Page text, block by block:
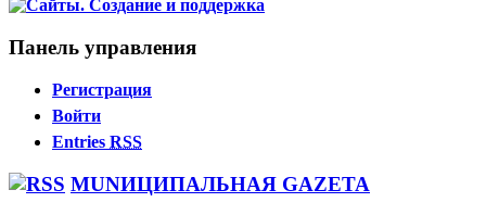
Панель управления
Регистрация
Войти
Entries RSS
MUNИЦИПАЛЬНАЯ GAZЕТА